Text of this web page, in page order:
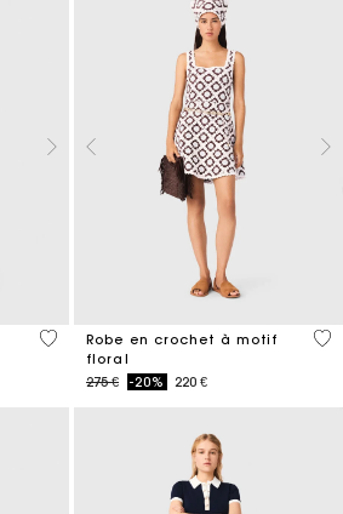
5 out of 5 Customer Rating
Robe en crochet à motif
floral
Price reduced from
275 €to-20% 220 €
5